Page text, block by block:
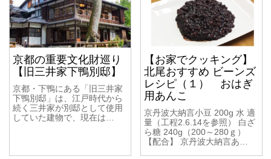
京都の重要文化財巡り
【旧三井家下鴨別邸】
京都・下鴨にある「旧三井家
下鴨別邸」は、江戸時代から
続く三井家が別邸として使用
していた建物で、現在は…
【お家でクッキング】
北尾おすすめ ビーンズ
レシピ（１） おはぎ
用あんこ
京丹波大納言小豆 200g 水 適
量（工程2.6.14を参照） 白ざ
ら糖 240g（200～280ｇ）
【配合】 京丹波大納言あ…